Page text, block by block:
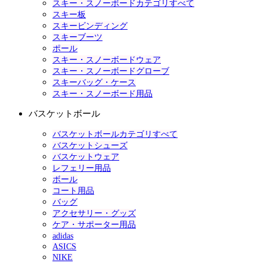
スキー・スノーボードカテゴリすべて
スキー板
スキービンディング
スキーブーツ
ポール
スキー・スノーボードウェア
スキー・スノーボードグローブ
スキーバッグ・ケース
スキー・スノーボード用品
バスケットボール
バスケットボールカテゴリすべて
バスケットシューズ
バスケットウェア
レフェリー用品
ボール
コート用品
バッグ
アクセサリー・グッズ
ケア・サポーター用品
adidas
ASICS
NIKE